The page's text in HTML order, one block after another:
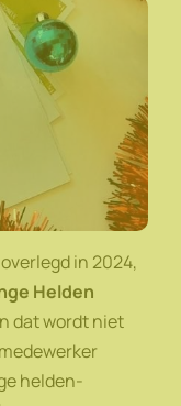
in 2024,
Helden
dat wordt niet
helden-